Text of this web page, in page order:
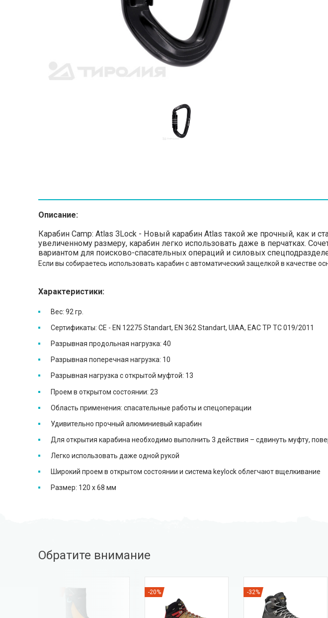
Описание:
Карабин Camp: Atlas 3Lock - Новый карабин Atlas такой же прочный, как и
увеличенному размеру, карабин легко использовать даже в перчатках.
вариантом для поисково-спасательных операций и силовых
Если вы собираетесь использовать карабин с автоматический защелкой в качестве
Характеристики:
Вес: 92 гр.
Сертификаты: CE - EN 12275 Standart, EN 362 Standart, UIAA, EAC ТР ТС 019/2011
Разрывная продольная нагрузка: 40
Разрывная поперечная нагрузка: 10
Разрывная нагрузка с открытой муфтой: 13
Проем в открытом состоянии: 23
Область применения: спасательные работы и спецоперации
Удивительно прочный алюминиевый карабин
Для открытия карабина необходимо выполнить 3 действия – сдвинуть муфту,
Легко использовать даже одной рукой
Широкий проем в открытом состоянии и система keylock облегчают вщелкивание
Размер: 120 х 68 мм
Обратите внимание
-20% -32%